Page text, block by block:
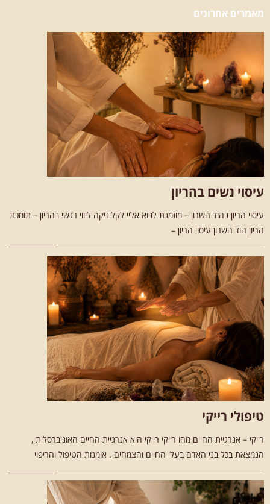
מאמרים אחרונים
עיסוי נשים בהריון
עיסוי הריון בהוד השרון – מוזמנת לבוא אליי לקליניקה ליווי רגשי בהריון – תומכת
הריון הוד השרון עיסוי הריון –
טיפולי רייקי
רייקי – אנרגיית החיים מהו רייקי רייקי היא אנרגיית החיים האוניברסלית ,
הנמצאת בכל בני האדם בעלי החיים והצמחים . אומנות הטיפול והריפוי